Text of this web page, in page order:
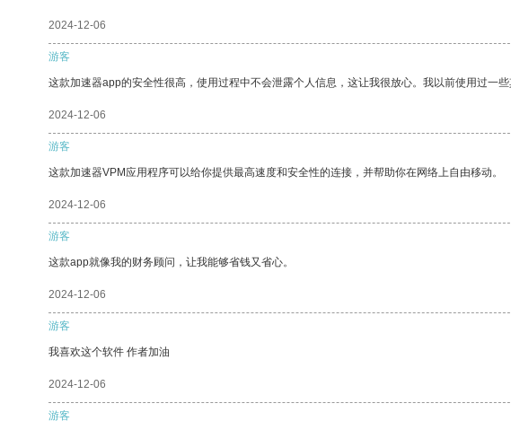
2024-12-06
游客
这款加速器app的安全性很高，使用过程中不会泄露个人信息，这让我很放心。我以前使用过一
2024-12-06
游客
这款加速器VPM应用程序可以给你提供最高速度和安全性的连接，并帮助你在网络上自由移动。
2024-12-06
游客
这款app就像我的财务顾问，让我能够省钱又省心。
2024-12-06
游客
我喜欢这个软件 作者加油
2024-12-06
游客